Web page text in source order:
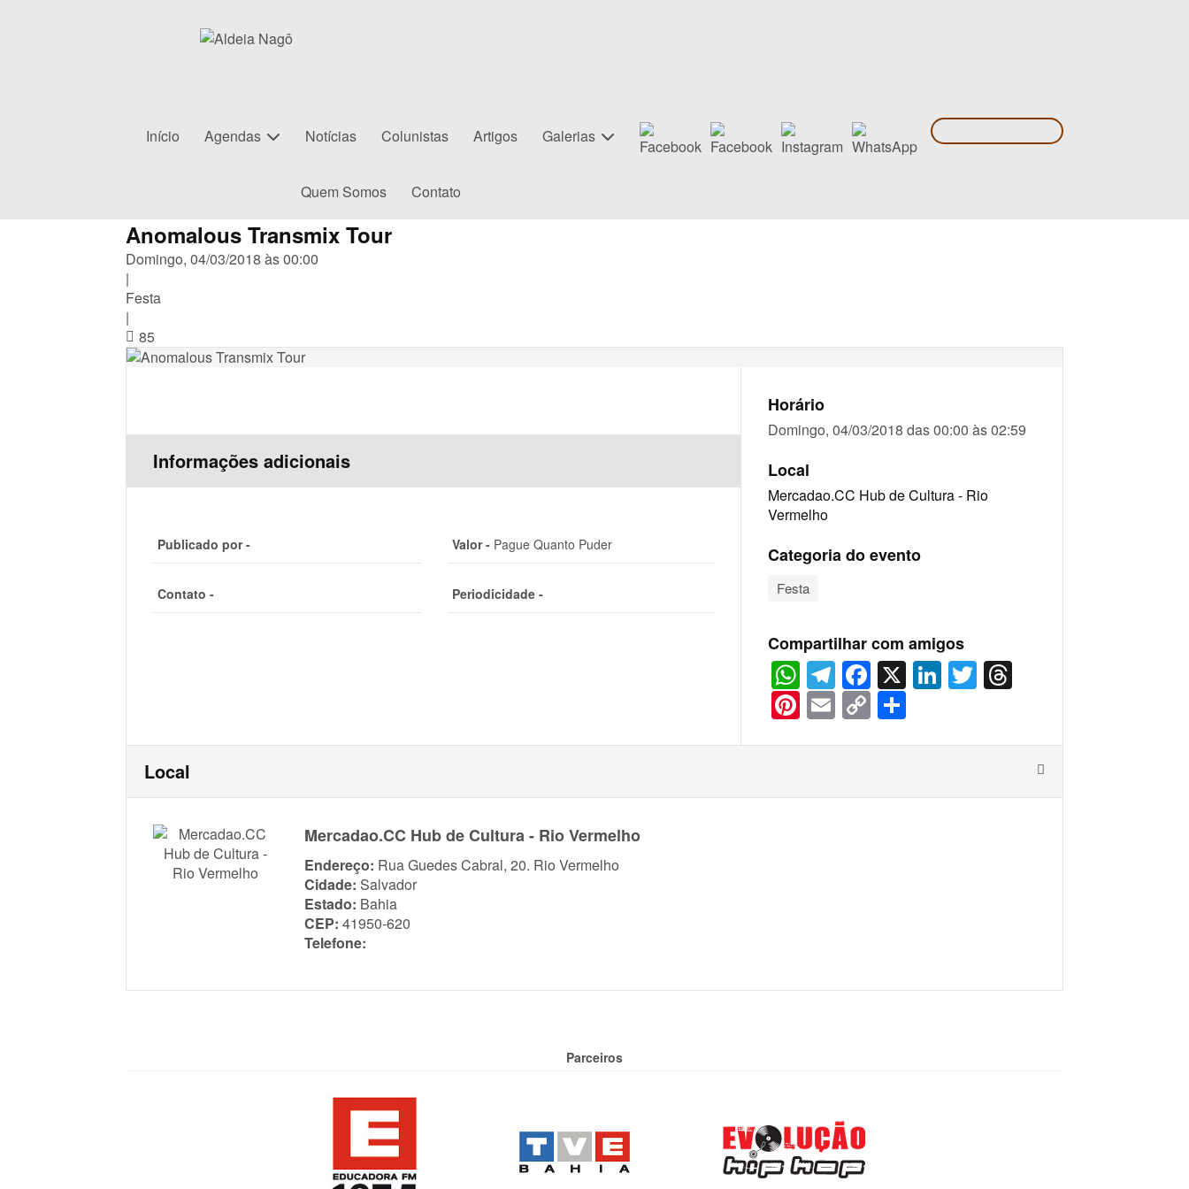
Início Agendas Notícias Colunistas Artigos Galerias
Quem Somos Contato
Anomalous Transmix Tour
Domingo, 04/03/2018 às 00:00
|
Festa
|
85
Informações adicionais
Publicado por - Valor -Pague Quanto Puder
Contato - Periodicidade -
Horário
Domingo, 04/03/2018 das 00:00 às 02:59
Local
Mercadao.CC Hub de Cultura - Rio
Vermelho
Categoria do evento
Festa
Compartilhar com amigos
WhatsApp
Telegram
Facebook
X LinkedIn
Twitter
Pinterest
Email
Copy
Link
Local
Mercadao.CC Hub de Cultura - Rio Vermelho
Endereço: Rua Guedes Cabral, 20. Rio Vermelho
Cidade: Salvador
Estado: Bahia
CEP: 41950-620
Telefone:
Parceiros